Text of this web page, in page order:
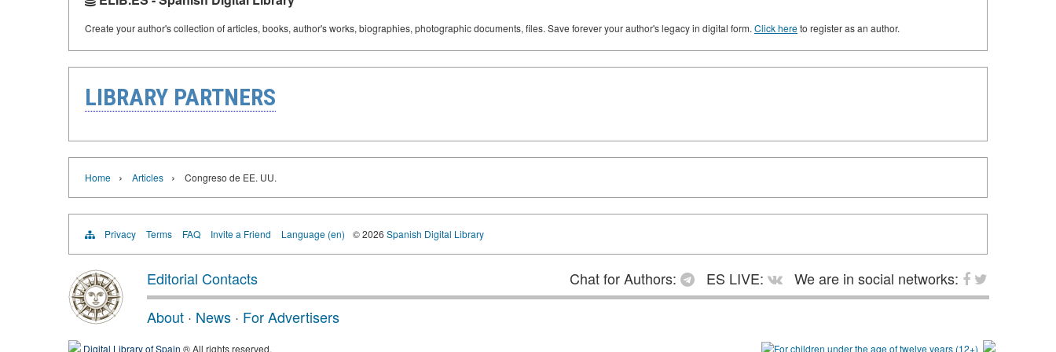
Create your author's collection of articles, books, author's works, biographies, photographic documents, files. Save forever your author's legacy in digital form.Click hereto register as an author.
LIBRARY PARTNERS
Home › Articles › Congreso de EE. UU.
Privacy Terms FAQ Invite a Friend Language (en) © 2026 Spanish Digital Library
Editorial Contacts Chat for Authors: ES LIVE:
We are in social networks:
About · News · For Advertisers
Digital Library of Spain ® All rights reserved.